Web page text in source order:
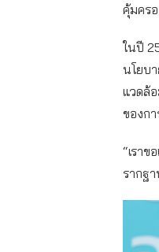
คุ้มครอ
ในปี
นโยบ
แวดล้
ของก
“เรา
รากฐ